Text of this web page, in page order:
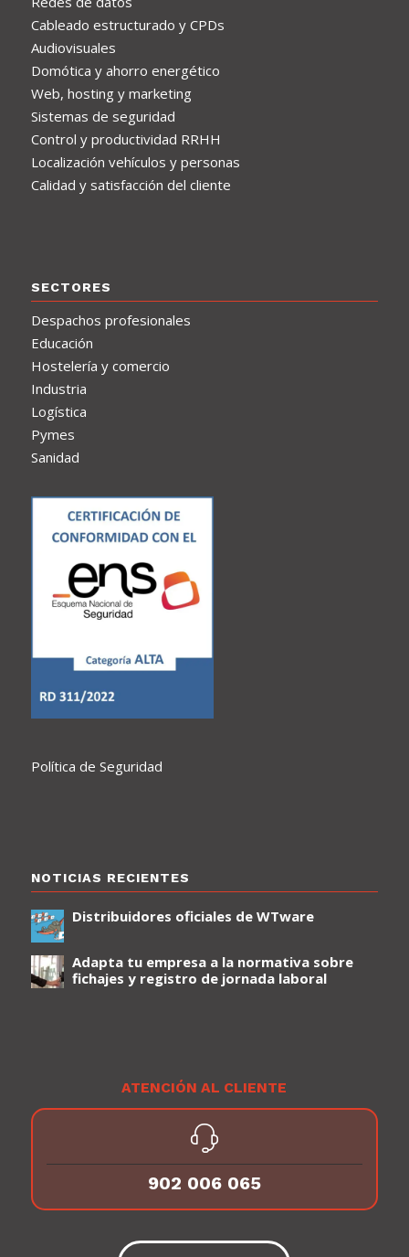
Cableado estructurado y CPDs
Audiovisuales
Domótica y ahorro energético
Web, hosting y marketing
Sistemas de seguridad
Control y productividad RRHH
Localización vehículos y personas
Calidad y satisfacción del cliente
SECTORES
Despachos profesionales
Educación
Hostelería y comercio
Industria
Logística
Pymes
Sanidad
Política de Seguridad
NOTICIAS RECIENTES
Distribuidores oficiales de WTware
Adapta tu empresa a la normativa sobre
fichajes y registro de jornada laboral
ATENCIÓN AL CLIENTE
902 006 065